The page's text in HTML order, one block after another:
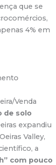
que se
4% em
Venda
de solo
expandiu
Valley,
a
com pouco